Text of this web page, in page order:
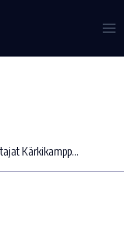
Ruotsin EM-Rallin Jännitysnäytelmä: Norjalaiskuljettajat Kärkikamppailussa